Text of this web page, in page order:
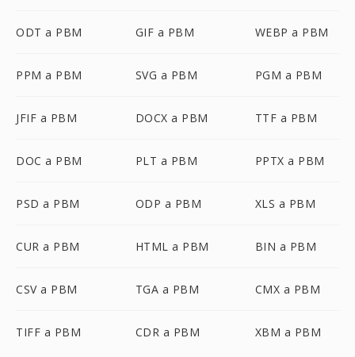
ODT a PBM GIF a PBM WEBP a PBM
PPM a PBM SVG a PBM PGM a PBM
JFIF a PBM DOCX a PBM TTF a PBM
DOC a PBM PLT a PBM PPTX a PBM
PSD a PBM ODP a PBM XLS a PBM
CUR a PBM HTML a PBM BIN a PBM
CSV a PBM TGA a PBM CMX a PBM
TIFF a PBM CDR a PBM XBM a PBM